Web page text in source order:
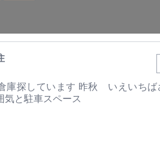
庫探しています 昨秋 いえいちば
気と駐車スペース